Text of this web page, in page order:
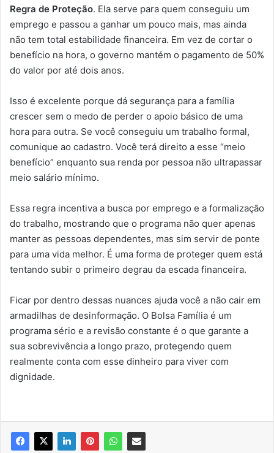
Regra de Proteção. Ela serve para quem conseguiu um
emprego e passou a ganhar um pouco mais, mas ainda
não tem total estabilidade financeira. Em vez de cortar o
benefício na hora, o governo mantém o pagamento de 50%
do valor por até dois anos.
Isso é excelente porque dá segurança para a família
crescer sem o medo de perder o apoio básico de uma
hora para outra. Se você conseguiu um trabalho formal,
comunique ao cadastro. Você terá direito a esse “meio
benefício” enquanto sua renda por pessoa não ultrapassar
meio salário mínimo.
Essa regra incentiva a busca por emprego e a formalização
do trabalho, mostrando que o programa não quer apenas
manter as pessoas dependentes, mas sim servir de ponte
para uma vida melhor. É uma forma de proteger quem está
tentando subir o primeiro degrau da escada financeira.
Ficar por dentro dessas nuances ajuda você a não cair em
armadilhas de desinformação. O Bolsa Família é um
programa sério e a revisão constante é o que garante a
sua sobrevivência a longo prazo, protegendo quem
realmente conta com esse dinheiro para viver com
dignidade.